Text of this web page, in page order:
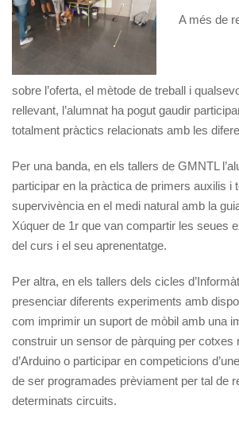
A més de
sobre l’oferta, el mètode de treball i
rellevant, l’alumnat ha pogut gaudir
totalment pràctics relacionats amb les
Per una banda, en els tallers de GMNTL
participar en la pràctica de primers auxilis i
supervivència en el medi natural amb la
Xúquer de 1r que van compartir les seues
del curs i el seu aprenentatge.
Per altra, en els tallers dels cicles
presenciar diferents experiments amb
com imprimir un suport de mòbil amb una
construir un sensor de pàrquing per cotxes
d’Arduino o participar en competicions
de ser programades prèviament per tal de
determinats circuits.